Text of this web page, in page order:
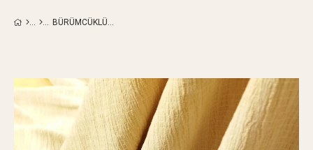
BÜRÜMCÜKLÜ JARSE BEJLE SÜTLÜ KAHVE ARASI RENKTE (EN 140 CM X BOY 180 CM)